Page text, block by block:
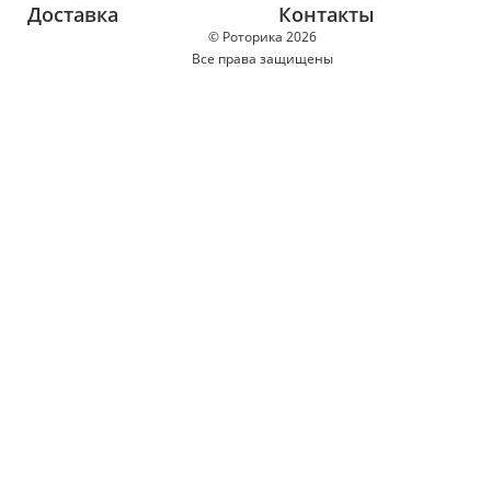
© Роторика 2026
Все права защищены
Доставка
Контакты